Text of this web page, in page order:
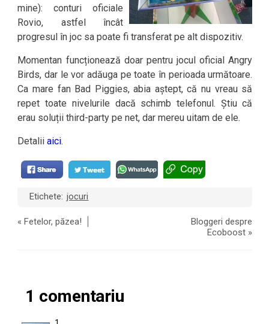
mine): conturi oficiale
Rovio, astfel încât
progresul în joc sa poate fi transferat pe alt dispozitiv.
Momentan funcționează doar pentru jocul oficial Angry
Birds, dar le vor adăuga pe toate în perioada următoare.
Ca mare fan Bad Piggies, abia aștept, că nu vreau să
repet toate nivelurile dacă schimb telefonul. Știu că
erau soluții third-party pe net, dar mereu uitam de ele.
Detaliiaici.
Etichete: jocuri
«Fetelor, păzea!
Bloggeri despre
Ecoboost »
1 comentariu